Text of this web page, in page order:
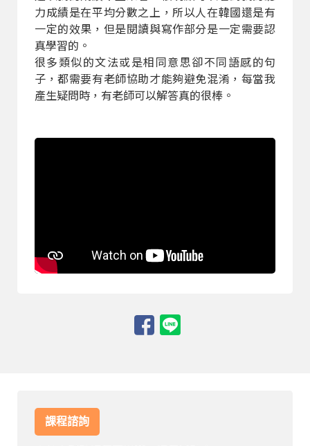
力成績是在平均分數之上，所以人在韓國還是有
一定的效果，但是閱讀與寫作部分是一定需要認
真學習的。
很多類似的文法或是相同意思卻不同語感的句
子，都需要有老師協助才能夠避免混淆，每當我
產生疑問時，有老師可以解答真的很棒。
課程諮詢